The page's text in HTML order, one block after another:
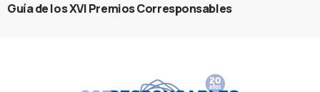
Guía de los XVI Premios Corresponsables